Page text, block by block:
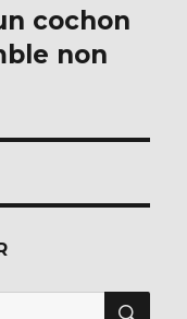
cochon
non